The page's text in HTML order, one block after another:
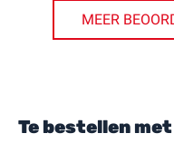
MEER
Te bestellen